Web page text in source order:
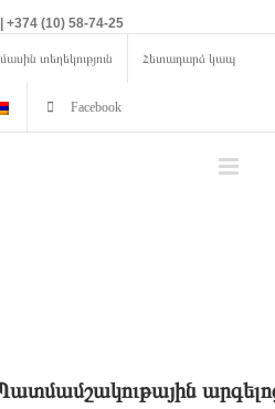
(10) 58-74-25
տեղեկություն Հետադարձ կապ
Facebook